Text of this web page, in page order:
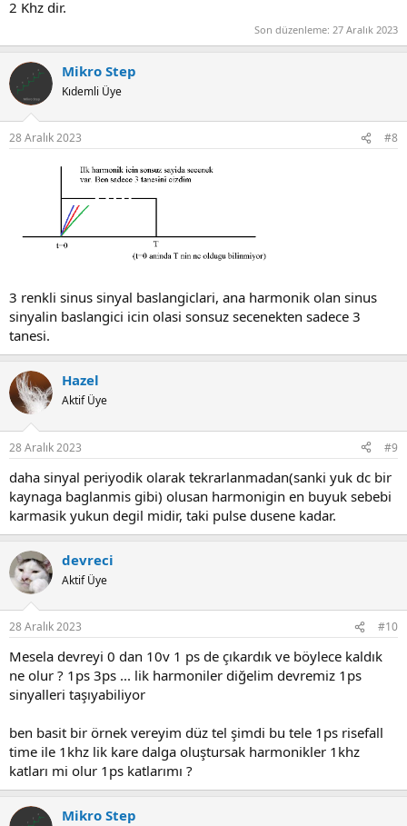
2 Khz dir.
Son düzenleme: 27 Aralık 2023
Mikro Step
Kıdemli Üye
28 Aralık 2023 #8
3 renkli sinus sinyal baslangiclari, ana harmonik olan sinus
sinyalin baslangici icin olasi sonsuz secenekten sadece 3
tanesi.
Hazel
Aktif Üye
28 Aralık 2023 #9
daha sinyal periyodik olarak tekrarlanmadan(sanki yuk dc bir
kaynaga baglanmis gibi) olusan harmonigin en buyuk sebebi
karmasik yukun degil midir, taki pulse dusene kadar.
devreci
Aktif Üye
28 Aralık 2023 #10
Mesela devreyi 0 dan 10v 1 ps de çıkardık ve böylece kaldık
ne olur ? 1ps 3ps ... lik harmoniler diğelim devremiz 1ps
sinyalleri taşıyabiliyor
ben basit bir örnek vereyim düz tel şimdi bu tele 1ps risefall
time ile 1khz lik kare dalga oluştursak harmonikler 1khz
katları mi olur 1ps katlarımı ?
Mikro Step